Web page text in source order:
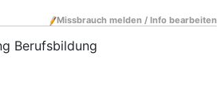
Missbrauch melden / Info bearbeiten
Berufsbildung